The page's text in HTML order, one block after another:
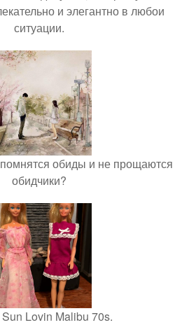
и элегантно в любои
ситуации.
обиды и не прощаются
обидчики?
Lovin Malibu 70s.